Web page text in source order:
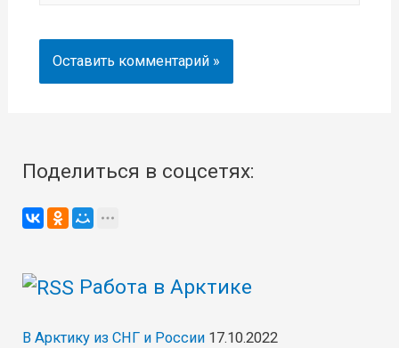
Поделиться в соцсетях:
Работа в Арктике
В Арктику из СНГ и России 17.10.2022